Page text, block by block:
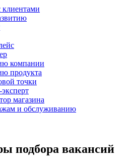
клиентами
компании
продукта
точки
магазина
и обслуживанию
подбора вакансий